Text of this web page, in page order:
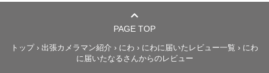
----------  撮影対応地域 ----------
静岡県 / 長野県 / 山梨県 / 愛知県
PAGE TOP
トップ › 出張カメラマン紹介 › にわ › にわに届いたレビュー一覧 › にわ
に届いたなるさんからのレビュー